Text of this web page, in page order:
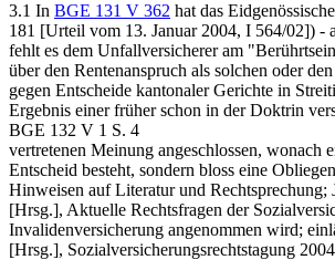
3.1 In BGE 131 V 362 hat das
181 [Urteil vom 13. Januar 2004, I 564/02]) -
fehlt es dem Unfallversicherer am
über den Rentenanspruch als solchen oder
gegen Entscheide kantonaler Gerichte in
Ergebnis einer früher schon in der Doktrin
BGE 132 V 1 S. 4
vertretenen Meinung angeschlossen,
Entscheid besteht, sondern bloss eine
Hinweisen auf Literatur und
[Hrsg.], Aktuelle Rechtsfragen der
Invalidenversicherung angenommen wird;
[Hrsg.], Sozialversicherungsrechtstagung